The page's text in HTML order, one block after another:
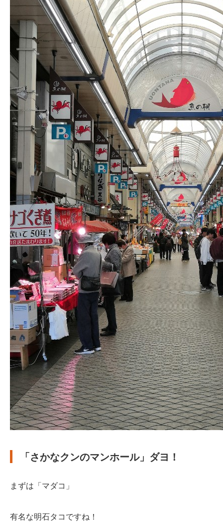
「さかなクンのマンホール」ダヨ！
まずは「マダコ」
有名な明石タコですね！